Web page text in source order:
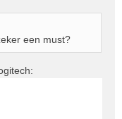
een must?